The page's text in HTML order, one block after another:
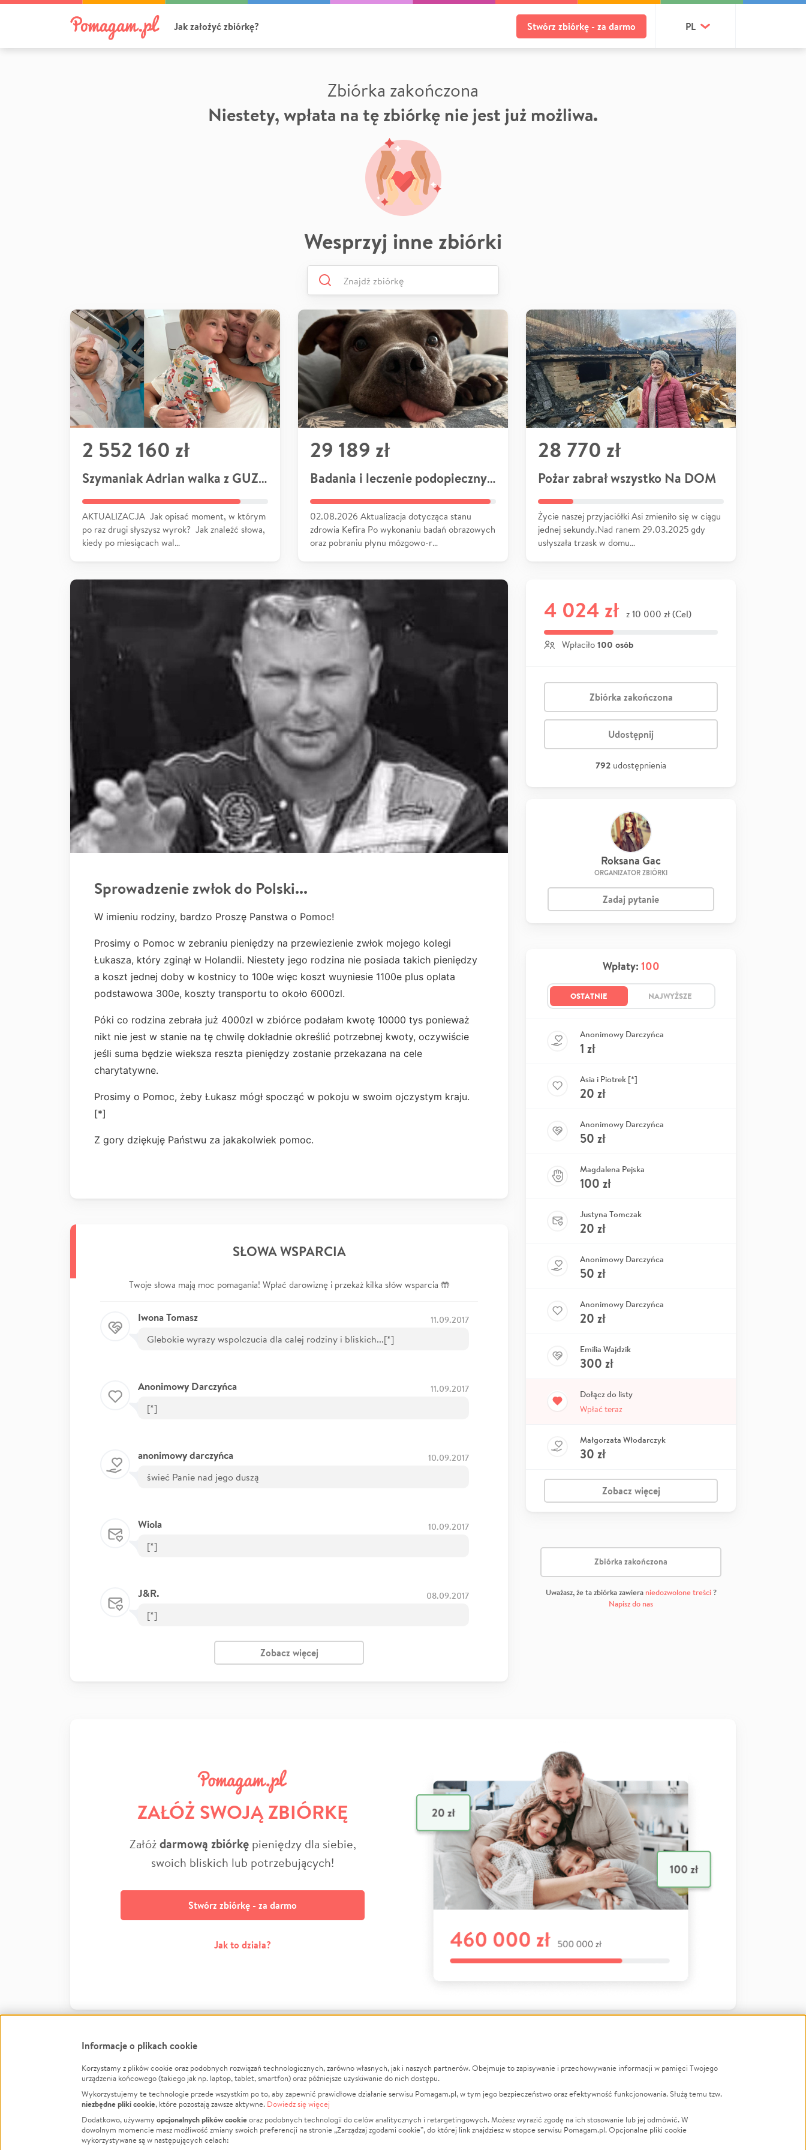
Jak założyć zbiórkę? Stwórz zbiórkę - za darmo PL
Zbiórka zakończona
Niestety, wpłata na tę zbiórkę nie jest już możliwa.
Wesprzyj inne zbiórki
2 552 160 zł
Szymaniak Adrian walka z GUZEM
AKTUALIZACJA Jak opisać moment, w którym
po raz drugi słyszysz wyrok? Jak znaleźć słowa,
kiedy po miesiącach wal…
29 189 zł
Badania i leczenie podopiecznych
02.08.2026 Aktualizacja dotycząca stanu
zdrowia Kefira Po wykonaniu badań obrazowych
oraz pobraniu płynu mózgowo-r…
28 770 zł
Pożar zabrał wszystko Na DOM
Życie naszej przyjaciółki Asi zmieniło się w ciągu
jednej sekundy.Nad ranem 29.03.2025 gdy
usłyszała trzask w domu…
Sprowadzenie zwłok do Polski...
W imieniu rodziny, bardzo Proszę Panstwa o Pomoc!
Prosimy o Pomoc w zebraniu pieniędzy na przewiezienie zwłok mojego kolegi
Łukasza, który zginął w Holandii. Niestety jego rodzina nie posiada takich pieniędzy
a koszt jednej doby w kostnicy to 100e więc koszt wuyniesie 1100e plus oplata
podstawowa 300e, koszty transportu to około 6000zl.
Póki co rodzina zebrała już 4000zl w zbiórce podałam kwotę 10000 tys ponieważ
nikt nie jest w stanie na tę chwilę dokładnie określić potrzebnej kwoty, oczywiście
jeśli suma będzie wieksza reszta pieniędzy zostanie przekazana na cele
charytatywne.
Prosimy o Pomoc, żeby Łukasz mógł spocząć w pokoju w swoim ojczystym kraju.
[*]
Z gory dziękuję Państwu za jakakolwiek pomoc.
SŁOWA WSPARCIA
Twoje słowa mają moc pomagania! Wpłać darowiznę i przekaż kilka słów wsparcia 🤲
Iwona Tomasz 11.09.2017
Glebokie wyrazy wspolczucia dla calej rodziny i bliskich...[*]
Anonimowy Darczyńca 11.09.2017
[*]
anonimowy darczyńca 10.09.2017
świeć Panie nad jego duszą
Wiola 10.09.2017
[*]
J&R. 08.09.2017
[*]
Zobacz więcej
4 024 zł z 10 000 zł (Cel)
Wpłaciło 100 osób
Zbiórka zakończona
Udostępnij
792 udostępnienia
Roksana Gac
ORGANIZATOR ZBIÓRKI
Zadaj pytanie
Wpłaty: 100
OSTATNIE NAJWYŻSZE
Anonimowy Darczyńca
1 zł
Asia i Piotrek [*]
20 zł
Anonimowy Darczyńca
50 zł
Magdalena Pejska
100 zł
Justyna Tomczak
20 zł
Anonimowy Darczyńca
50 zł
Anonimowy Darczyńca
20 zł
Emilia Wajdzik
300 zł
Dołącz do listy
Wpłać teraz
Małgorzata Włodarczyk
30 zł
Zobacz więcej
Zbiórka zakończona
Uważasz, że ta zbiórka zawiera niedozwolone treści?
Napisz do nas
ZAŁÓŻ SWOJĄ ZBIÓRKĘ
Załóżdarmową zbiórkępieniędzy dla siebie,
swoich bliskich lub potrzebujących!
Stwórz zbiórkę - za darmo
Jak to działa?
FacebookTwitter Instagram
LinkedInTikTok Youtube
Informacje
Jak to działa?
Regulamin
Polityka Prywatności
O nas
Opinie
Raporty
Za darmo
Zbieraj na
Leczenie
Zwierzęta
Pożar
LGBTQ+
Powódź
Wichura
Informacje o plikach cookie
Korzystamy z plików cookie oraz podobnych rozwiązań technologicznych, zarówno własnych, jak i naszych partnerów. Obejmuje to zapisywanie i przechowywanie informacji w pamięci Twojego
urządzenia końcowego (takiego jak np. laptop, tablet, smartfon) oraz późniejsze uzyskiwanie do nich dostępu.
Wykorzystujemy te technologie przede wszystkim po to, aby zapewnić prawidłowe działanie serwisu Pomagam.pl, w tym jego bezpieczeństwo oraz efektywność funkcjonowania. Służą temu tzw.
niezbędne pliki cookie, które pozostają zawsze aktywne. Dowiedz się więcej
Dodatkowo, używamy opcjonalnych plików cookieoraz podobnych technologii do celów analitycznych i retargetingowych. Możesz wyrazić zgodę na ich stosowanie lub jej odmówić. W
dowolnym momencie masz możliwość zmiany swoich preferencji na stronie „Zarządzaj zgodami cookie”, do której link znajdziesz w stopce serwisu Pomagam.pl. Opcjonalne pliki cookie
wykorzystywane są w następujących celach: